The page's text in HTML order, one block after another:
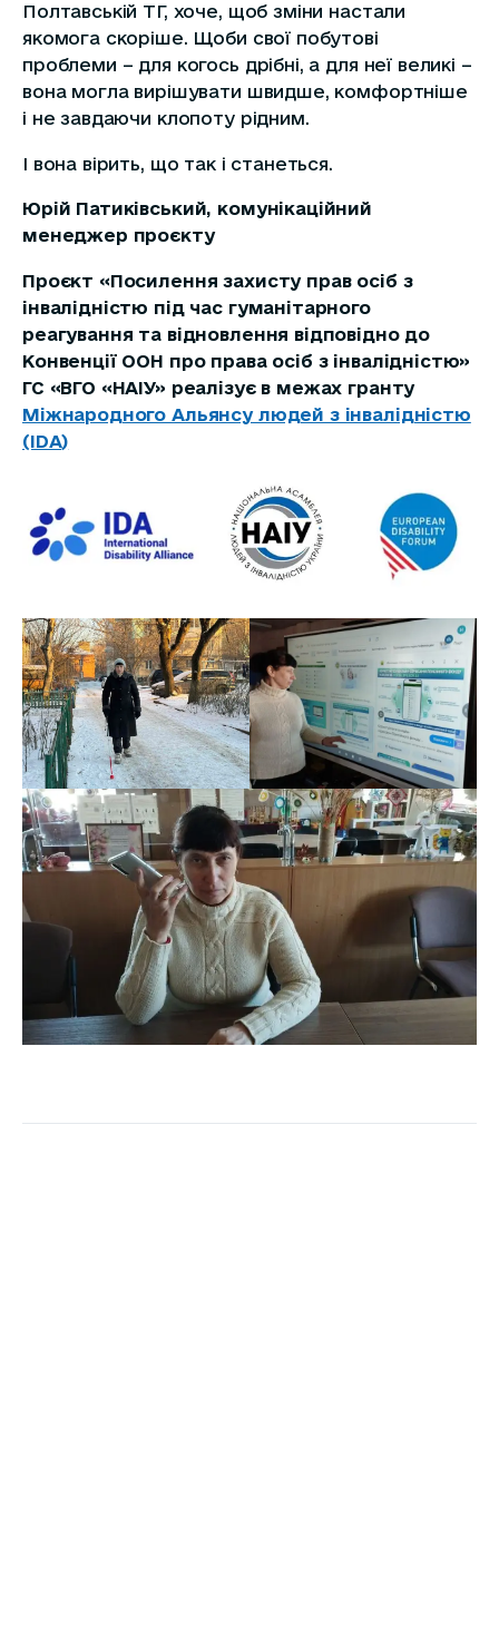
Полтавській ТГ, хоче, щоб зміни настали
якомога скоріше. Щоби свої побутові
проблеми – для когось дрібні, а для неї великі –
вона могла вирішувати швидше, комфортніше
і не завдаючи клопоту рідним.
І вона вірить, що так і станеться.
Юрій Патиківський, комунікаційний
менеджер проєкту
Проєкт «Посилення захисту прав осіб з
інвалідністю під час гуманітарного
реагування та відновлення відповідно до
Конвенції ООН про права осіб з інвалідністю»
ГС «ВГО «НАІУ» реалізує в межах гранту
Міжнародного Альянсу людей з інвалідністю
(IDA)